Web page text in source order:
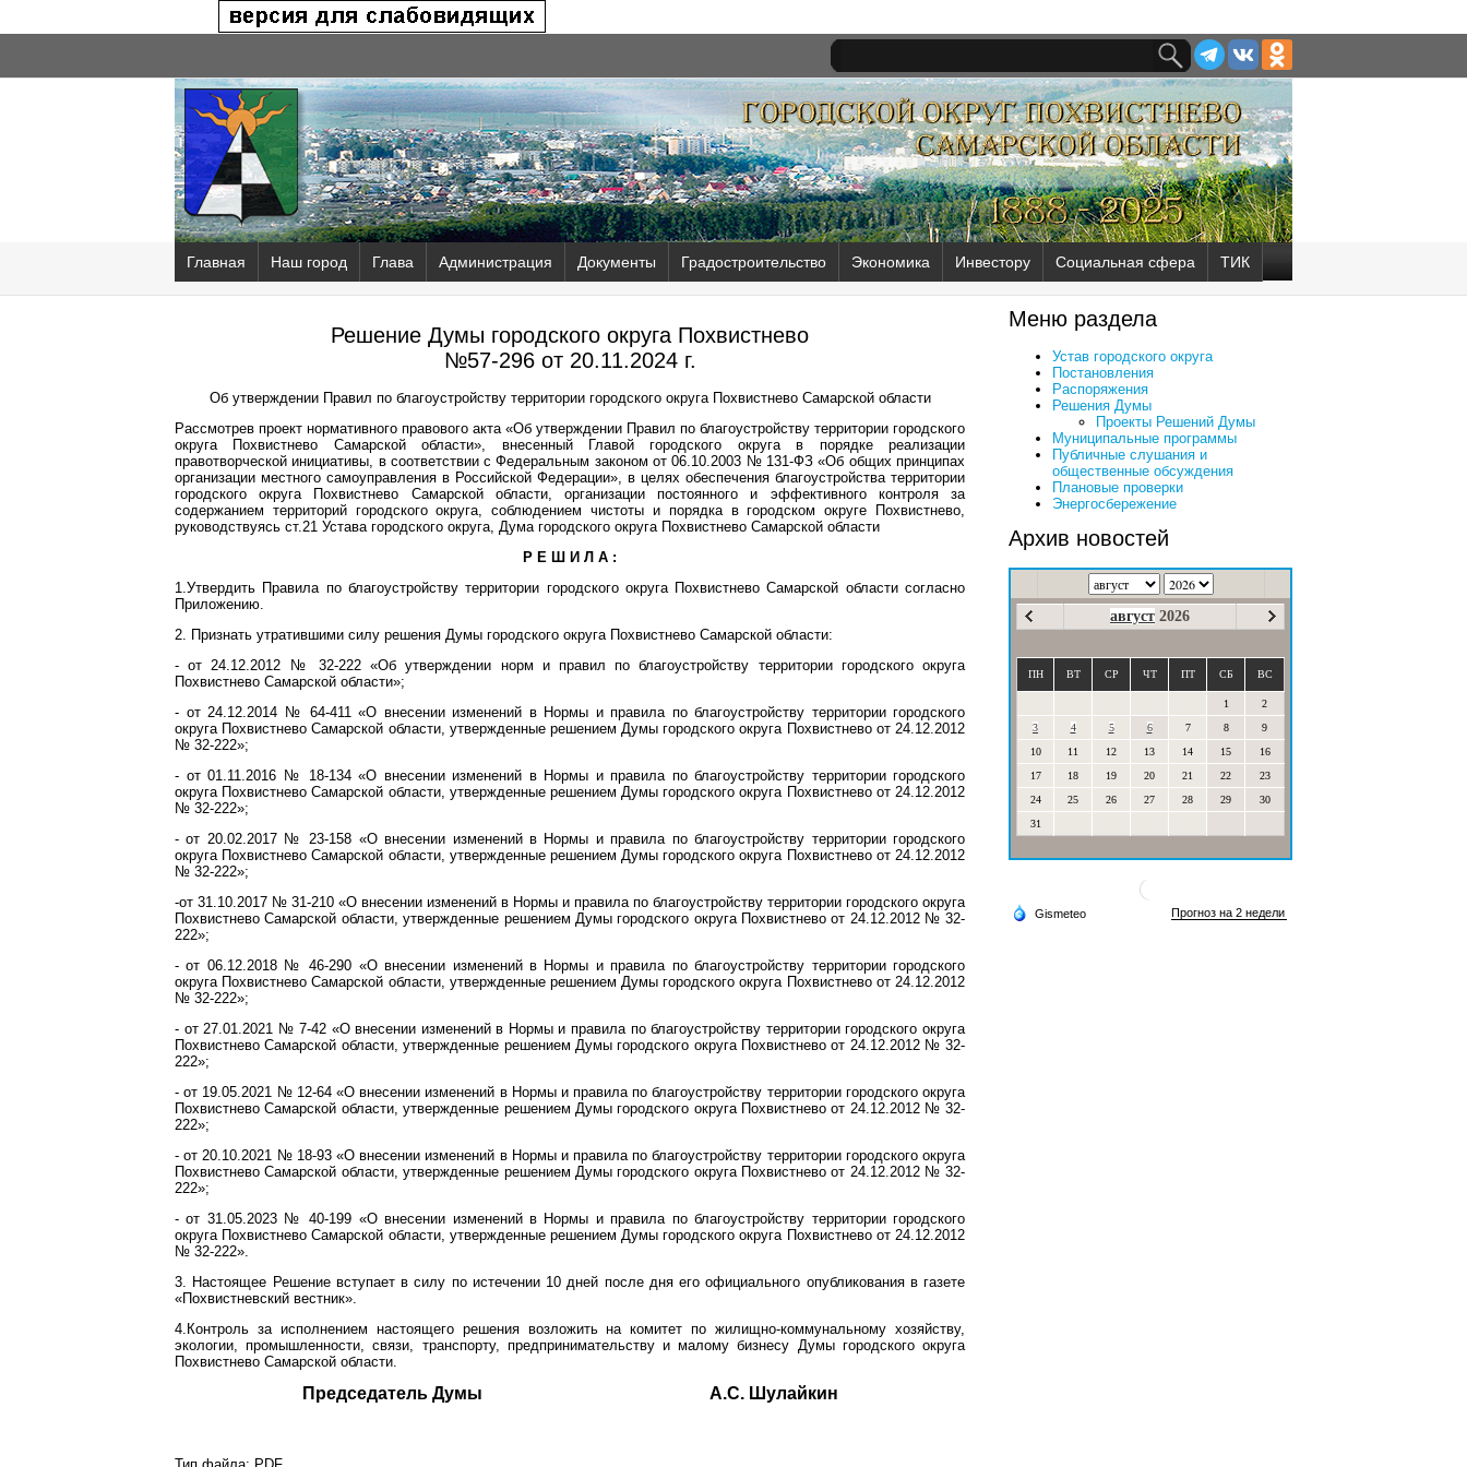
Главная Наш город Глава Администрация Документы Градостроительство Экономика Инвестору Социальная сфера ТИК
Решение Думы городского округа Похвистнево
№57-296 от 20.11.2024 г.
Об утверждении Правил по благоустройству территории городского округа Похвистнево Самарской области
Рассмотрев проект нормативного правового акта «Об утверждении Правил по благоустройству территории городского
округа Похвистнево Самарской области», внесенный Главой городского округа в порядке реализации
правотворческой инициативы, в соответствии с Федеральным законом от 06.10.2003 № 131-ФЗ «Об общих принципах
организации местного самоуправления в Российской Федерации», в целях обеспечения благоустройства территории
городского округа Похвистнево Самарской области, организации постоянного и эффективного контроля за
содержанием территорий городского округа, соблюдением чистоты и порядка в городском округе Похвистнево,
руководствуясь ст.21 Устава городского округа, Дума городского округа Похвистнево Самарской области
Р Е Ш И Л А :
1.Утвердить Правила по благоустройству территории городского округа Похвистнево Самарской области согласно
Приложению.
2. Признать утратившими силу решения Думы городского округа Похвистнево Самарской области:
- от 24.12.2012 № 32-222 «Об утверждении норм и правил по благоустройству территории городского округа
Похвистнево Самарской области»;
- от 24.12.2014 № 64-411 «О внесении изменений в Нормы и правила по благоустройству территории городского
округа Похвистнево Самарской области, утвержденные решением Думы городского округа Похвистнево от 24.12.2012
№ 32-222»;
- от 01.11.2016 № 18-134 «О внесении изменений в Нормы и правила по благоустройству территории городского
округа Похвистнево Самарской области, утвержденные решением Думы городского округа Похвистнево от 24.12.2012
№ 32-222»;
- от 20.02.2017 № 23-158 «О внесении изменений в Нормы и правила по благоустройству территории городского
округа Похвистнево Самарской области, утвержденные решением Думы городского округа Похвистнево от 24.12.2012
№ 32-222»;
-от 31.10.2017 № 31-210 «О внесении изменений в Нормы и правила по благоустройству территории городского округа
Похвистнево Самарской области, утвержденные решением Думы городского округа Похвистнево от 24.12.2012 № 32-
222»;
- от 06.12.2018 № 46-290 «О внесении изменений в Нормы и правила по благоустройству территории городского
округа Похвистнево Самарской области, утвержденные решением Думы городского округа Похвистнево от 24.12.2012
№ 32-222»;
- от 27.01.2021 № 7-42 «О внесении изменений в Нормы и правила по благоустройству территории городского округа
Похвистнево Самарской области, утвержденные решением Думы городского округа Похвистнево от 24.12.2012 № 32-
222»;
- от 19.05.2021 № 12-64 «О внесении изменений в Нормы и правила по благоустройству территории городского округа
Похвистнево Самарской области, утвержденные решением Думы городского округа Похвистнево от 24.12.2012 № 32-
222»;
- от 20.10.2021 № 18-93 «О внесении изменений в Нормы и правила по благоустройству территории городского округа
Похвистнево Самарской области, утвержденные решением Думы городского округа Похвистнево от 24.12.2012 № 32-
222»;
- от 31.05.2023 № 40-199 «О внесении изменений в Нормы и правила по благоустройству территории городского
округа Похвистнево Самарской области, утвержденные решением Думы городского округа Похвистнево от 24.12.2012
№ 32-222».
3. Настоящее Решение вступает в силу по истечении 10 дней после дня его официального опубликования в газете
«Похвистневский вестник».
4.Контроль за исполнением настоящего решения возложить на комитет по жилищно-коммунальному хозяйству,
экологии, промышленности, связи, транспорту, предпринимательству и малому бизнесу Думы городского округа
Похвистнево Самарской области.
Председатель Думы А.С. Шулайкин
Меню раздела
Устав городского округа
Постановления
Распоряжения
Решения Думы
Проекты Решений Думы
Муниципальные программы
Публичные слушания и
общественные обсуждения
Плановые проверки
Энергосбережение
Архив новостей
август 2026
ПН ВТ СР ЧТ ПТ СБ ВС
1
2
3
4 5 6 7 8
9
10
11 12 13 14 15
16
17
18 19 20 21 22
23
24
25 26 27 28 29
30
31